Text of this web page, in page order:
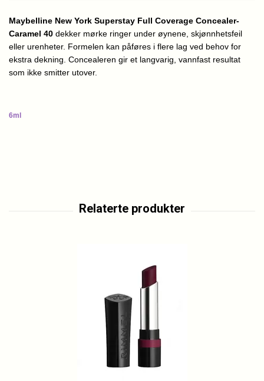
Maybelline New York Superstay Full Coverage Concealer-
Caramel 40 dekker mørke ringer under øynene, skjønnhetsfeil
eller urenheter. Formelen kan påføres i flere lag ved behov for
ekstra dekning. Concealeren gir et langvarig, vannfast resultat
som ikke smitter utover.
6ml